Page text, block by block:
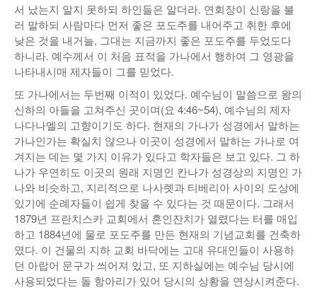
서 났는지 알지 못하되 하인들은 알더라. 연회장이 신랑을 불
러 말하되 사람마다 먼저 좋은 포도주를 내어주고 취한 후에
낮은 것을 내거늘, 그대는 지금까지 좋은 포도주를 두었도다
하니라. 예수께서 이 처음 표적을 가나에서 행하여 그 영광을
나타내시매 제자들이 그를 믿었다.
또 가나에서는 두번째 이적이 있었다. 예수님이 말씀으로 왕의
신하의 아들을 고쳐주신 곳이며(요 4:46~54), 예수님의 제자
나다나엘의 고향이기도 하다. 현재의 가나가 성경에서 말하는
가나인가는 확실치 않으나 이곳이 성경에서 말하는 가나로 여
겨지는 데는 몇 가지 이유가 있다고 학자들은 보고 있다. 그 하
나가 우연히도 이곳의 원래 지명인 칸나가 성경상의 지명인 가
나와 비슷하고, 지리적으로 나사렛과 티베리아 사이의 도상에
있기에 순례자들이 쉽게 찾을 수 있다는 것 때문이다. 그래서
1879년 프란치스카 교회에서 혼인잔치가 열렸다는 터를 매입
하고 1884년에 물로 포도주를 만든 현재의 기념교회를 건축하
였다. 이 건물의 지하 교회 바닥에는 고대 유대인들이 사용하
던 아랍어 문구가 씌어져 있고, 또 지하실에는 예수님 당시에
사용되었다는 돌 항아리가 있어 당시의 상황을 연상시켜준다.